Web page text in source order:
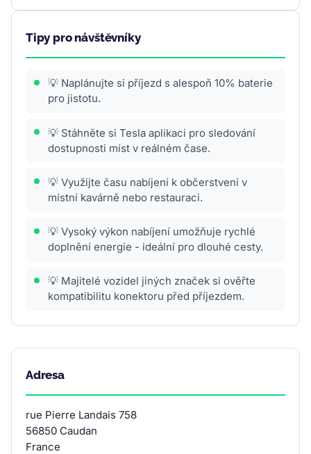
Tipy pro návštěvníky
💡 Naplánujte si příjezd s alespoň 10% baterie
pro jistotu.
💡 Stáhněte si Tesla aplikaci pro sledování
dostupnosti míst v reálném čase.
💡 Využijte času nabíjení k občerstvení v
místní kavárně nebo restauraci.
💡 Vysoký výkon nabíjení umožňuje rychlé
doplnění energie - ideální pro dlouhé cesty.
💡 Majitelé vozidel jiných značek si ověřte
kompatibilitu konektoru před příjezdem.
Adresa
rue Pierre Landais 758
56850 Caudan
France